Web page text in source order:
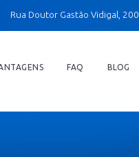
Rua Doutor Gastão Vidigal, 200
FAQ BLOG